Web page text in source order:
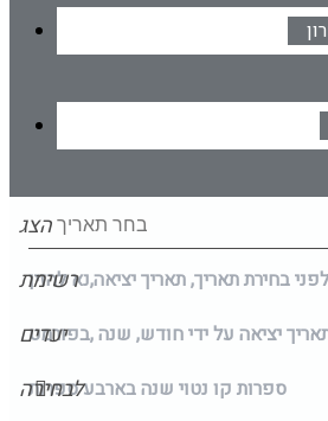
לכפתור הבא לבחירת יעד מרשימה
הצג
רשימת
יעדים
לבחירה
בחירת תאריך,תאריך יציאה,נא להזין
ספרות קו נטוי שנה בארבע ספרות